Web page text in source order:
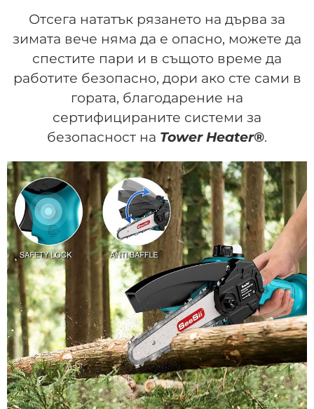
Отсега нататък рязането на дърва за
зимата вече няма да е опасно, можете да
спестите пари и в същото време да
работите безопасно, дори ако сте сами в
гората, благодарение на
сертифицираните системи за
безопасност на Tower Heater®.